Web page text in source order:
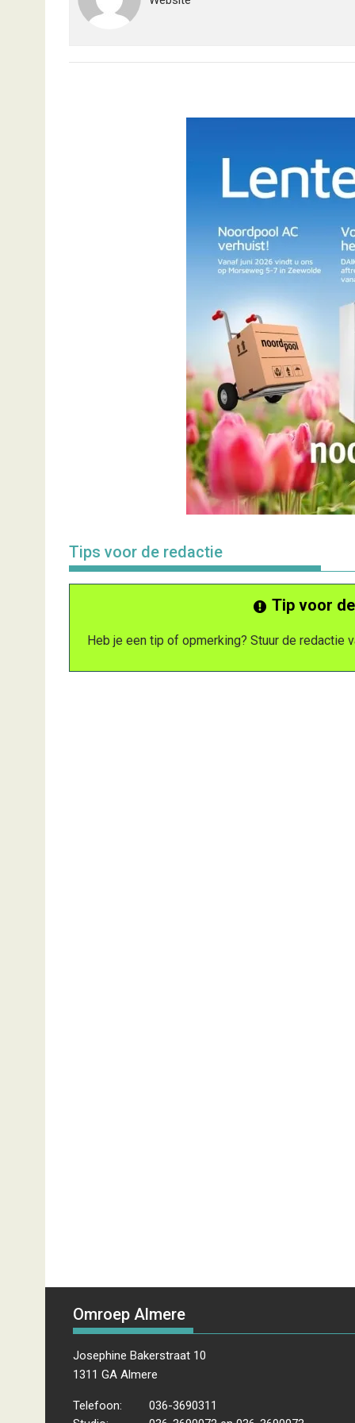
Tips voor de redactie
Tip voor
Heb je een tip of opmerking? Stuur de redactie
Omroep Almere
Josephine Bakerstraat 10
1311 GA Almere
Telefoon:
036-3690311